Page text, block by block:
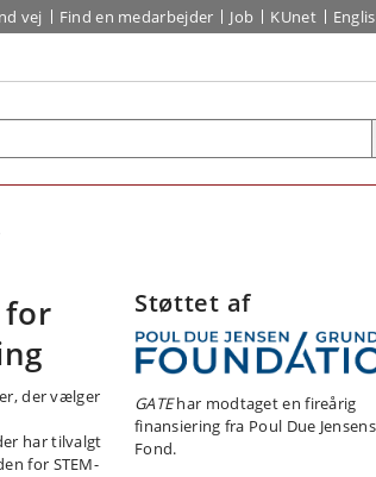
vej Find en medarbejder Job KUnet
for
der vælger
har tilvalgt
for STEM-
Støttet af
GATEhar modtaget en fireårig
finansiering fra Poul Due Jensens
Fond.